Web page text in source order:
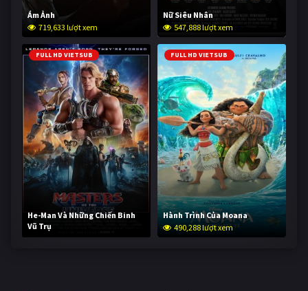
Ám Ảnh
719,633 lượt xem
Nữ Siêu Nhân
547,888 lượt xem
FULL HD VIETSUB
He-Man Và Những Chiến Binh
Vũ Trụ
238,931 lượt xem
FULL HD VIETSUB
Hành Trình Của Moana
490,288 lượt xem